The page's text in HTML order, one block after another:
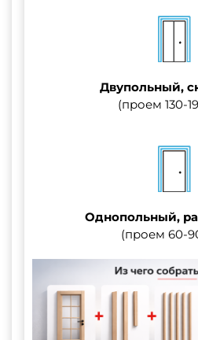
Двупольный,
(проем 130-
Однопольный,
(проем 60-